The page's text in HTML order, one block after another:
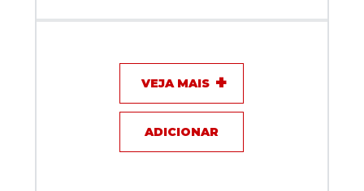
VEJA MAIS
ADICIONAR